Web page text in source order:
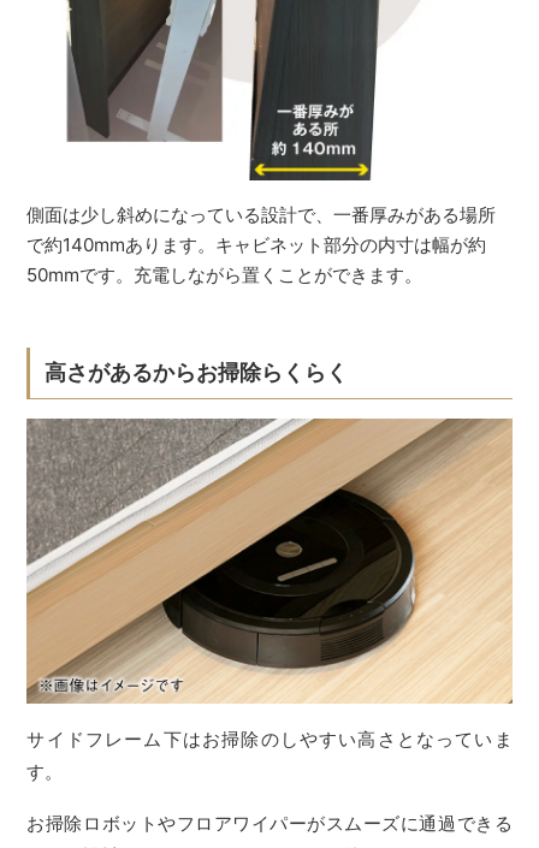
側面は少し斜めになっている設計で、一番厚みがある場所
で約140mmあります。キャビネット部分の内寸は幅が約
50mmです。充電しながら置くことができます。
高さがあるからお掃除らくらく
サイドフレーム下はお掃除のしやすい高さとなっていま
す。
お掃除ロボットやフロアワイパーがスムーズに通過できる